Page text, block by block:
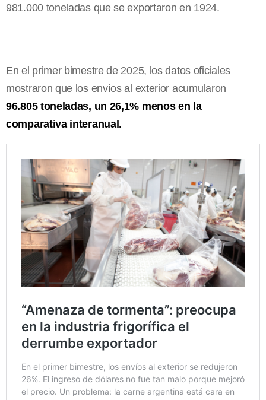
981.000 toneladas que se exportaron en 1924.
En el primer bimestre de 2025, los datos oficiales
mostraron que los envíos al exterior acumularon
96.805 toneladas, un 26,1% menos en la
comparativa interanual.